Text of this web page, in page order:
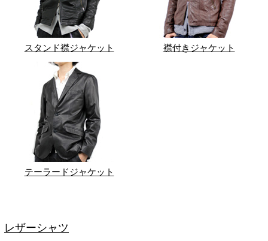
スタンド襟ジャケット 襟付きジャケット
テーラードジャケット
レザーシャツ